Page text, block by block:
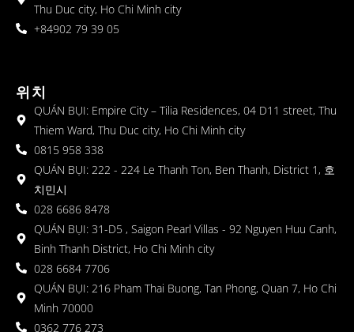
Thu Duc city, Ho Chi Minh city
+84902 79 39 05
위치
QUÁN BỤI: Empire City – Tilia Residences, 04 D11 street, Thu
Thiem Ward, Thu Duc city, Ho Chi Minh city
0815 958 338
QUÁN BỤI: 222 - 224 Le Thanh Ton, Ben Thanh, District 1, 호
치민시
028 6686 8478
QUÁN BỤI: 31-D5 , Saigon Pearl Villas - 92 Nguyen Huu Canh,
Binh Thanh District, Ho Chi Minh city
028 6684 7706
QUÁN BỤI: 216 Pham Thai Buong, Tan Phong, Quan 7, Ho Chi
Minh 70000
0362 776 273